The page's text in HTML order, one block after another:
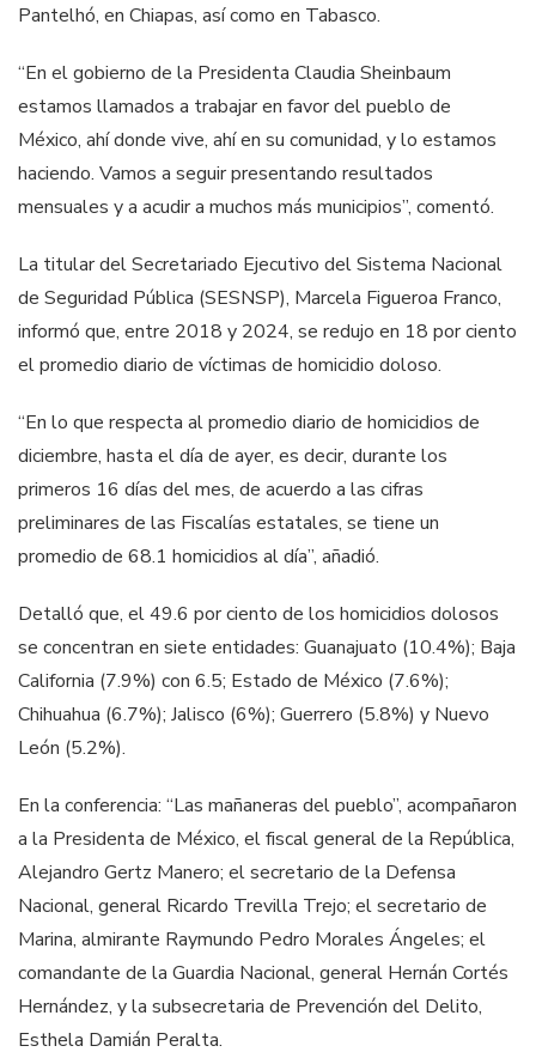
Pantelhó, en Chiapas, así como en Tabasco.
“En el gobierno de la Presidenta Claudia Sheinbaum
estamos llamados a trabajar en favor del pueblo de
México, ahí donde vive, ahí en su comunidad, y lo estamos
haciendo. Vamos a seguir presentando resultados
mensuales y a acudir a muchos más municipios”, comentó.
La titular del Secretariado Ejecutivo del Sistema Nacional
de Seguridad Pública (SESNSP), Marcela Figueroa Franco,
informó que, entre 2018 y 2024, se redujo en 18 por ciento
el promedio diario de víctimas de homicidio doloso.
“En lo que respecta al promedio diario de homicidios de
diciembre, hasta el día de ayer, es decir, durante los
primeros 16 días del mes, de acuerdo a las cifras
preliminares de las Fiscalías estatales, se tiene un
promedio de 68.1 homicidios al día”, añadió.
Detalló que, el 49.6 por ciento de los homicidios dolosos
se concentran en siete entidades: Guanajuato (10.4%); Baja
California (7.9%) con 6.5; Estado de México (7.6%);
Chihuahua (6.7%); Jalisco (6%); Guerrero (5.8%) y Nuevo
León (5.2%).
En la conferencia: “Las mañaneras del pueblo”, acompañaron
a la Presidenta de México, el fiscal general de la República,
Alejandro Gertz Manero; el secretario de la Defensa
Nacional, general Ricardo Trevilla Trejo; el secretario de
Marina, almirante Raymundo Pedro Morales Ángeles; el
comandante de la Guardia Nacional, general Hernán Cortés
Hernández, y la subsecretaria de Prevención del Delito,
Esthela Damián Peralta.